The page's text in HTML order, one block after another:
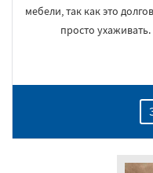
мебели, так как это
просто